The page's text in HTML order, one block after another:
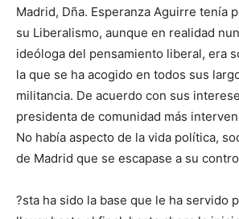
Madrid, Dña. Esperanza Aguirre tenía
su Liberalismo, aunque en realidad
ideóloga del pensamiento liberal, era
la que se ha acogido en todos sus
militancia. De acuerdo con sus
presidenta de comunidad más
No había aspecto de la vida política,
de Madrid que se escapase a su
?sta ha sido la base que le ha servido